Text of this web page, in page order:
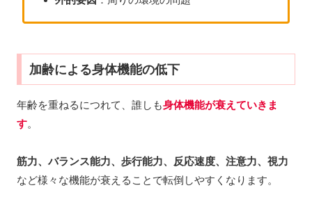
加齢による身体機能の低下
年齢を重ねるにつれて、誰しも身体機能が衰えていきま
す。
筋力、バランス能力、 歩行能力、
反応速度、注意力、視力
など様々な機能が衰えることで転倒しやすくなります。